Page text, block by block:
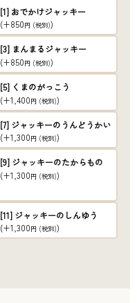
[1] おでかけジャッキー
(+850円 (税別))
[3] まんまるジャッキー
(+850円 (税別))
[5] くまのがっこう
(+1,400円 (税別))
[7] ジャッキーのうんどうかい
(+1,300円 (税別))
[9] ジャッキーのたからもの
(+1,300円 (税別))
[11] ジャッキーのしんゆう
(+1,300円 (税別))